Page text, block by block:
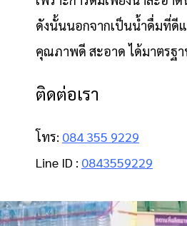
ดังนั้นนอกจากเป็นน้ำดื่มที่ดี
คุณภาพดี สะอาด ได้มาตรฐ
ติดต่อเรา
โทร: 084 355 9229
Line ID : 0843559229